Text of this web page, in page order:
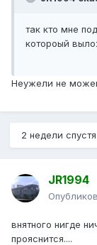
так кто мне
котороый
Неужели не
2 недели
JR1994
внятного нигде
прояснится....